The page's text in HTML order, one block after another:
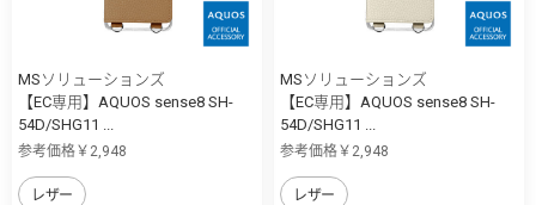
MSソリューションズ
【EC専用】AQUOS sense8 SH-
54D/SHG11 ...
参考価格￥2,948
レザー
MSソリューションズ
【EC専用】AQUOS sense8 SH-
54D/SHG11 ...
参考価格￥2,948
レザー